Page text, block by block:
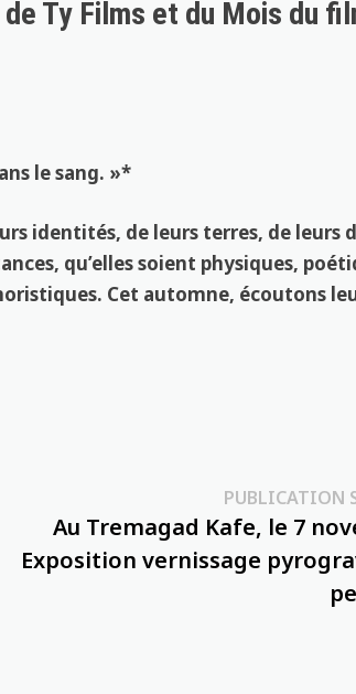
Ty Films et du Mois du
le sang. »*
identités, de leurs terres, de leurs
qu’elles soient physiques,
Cet automne, écoutons
PUBLICATION
Au Tremagad Kafe, le 7
Exposition vernissage